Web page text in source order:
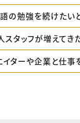
の勉強を続けたい
タッフが増えてき
ターや企業と仕事